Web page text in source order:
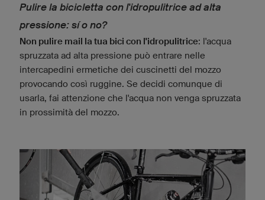
Pulire la bicicletta con l'idropulitrice ad alta
pressione: sí o no?
Non pulire mail la tua bici con l'idropulitrice: l'acqua
spruzzata ad alta pressione può entrare nelle
intercapedini ermetiche dei cuscinetti del mozzo
provocando così ruggine. Se decidi comunque di
usarla, fai attenzione che l'acqua non venga spruzzata
in prossimità del mozzo.